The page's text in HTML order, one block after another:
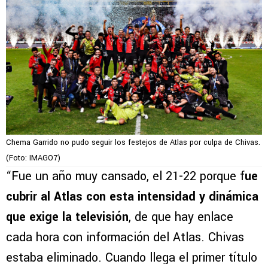
Chema Garrido no pudo seguir los festejos de Atlas por culpa de Chivas.
(Foto: IMAGO7)
“Fue un año muy cansado, el 21-22 porque fue
cubrir al Atlas con esta intensidad y dinámica
que exige la televisión, de que hay enlace
cada hora con información del Atlas. Chivas
estaba eliminado. Cuando llega el primer título